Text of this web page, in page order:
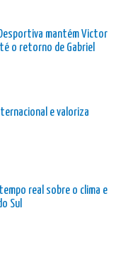
mantém Victor
o retorno de Gabriel
e valoriza
real sobre o clima e
Sul